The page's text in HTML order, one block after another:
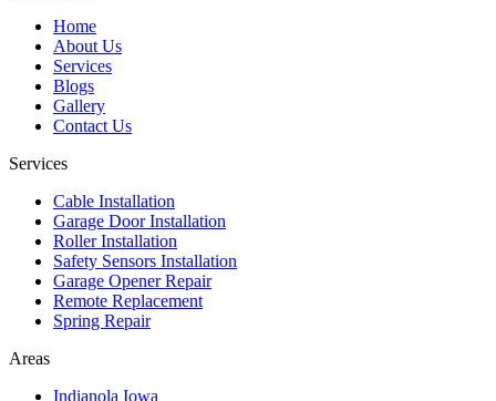
Home
About Us
Services
Blogs
Gallery
Contact Us
Services
Cable Installation
Garage Door Installation
Roller Installation
Safety Sensors Installation
Garage Opener Repair
Remote Replacement
Spring Repair
Areas
Indianola Iowa